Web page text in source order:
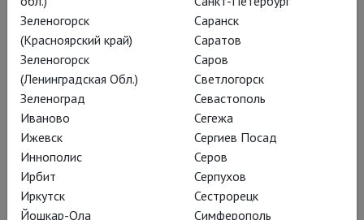
Регулярно выступает на лучших мировых сценах: в
Метрополитен-опере, театре Ла Скала, Королевской опере
Ковент-Гарден, Парижской опере, Берлинской
государственной опере, Баварской государственной опере,
Цюрихской опере, Королевском театре Мадрида, на
фестивалях в Зальцбурге, Экс-ан-Провансе и Монпелье, и
др.
Постановки
Зеленогорск
(Красноярский край)
Зеленогорск
(Ленинградская Обл.)
Зеленоград
Иваново
Ижевск
Иннополис
Ирбит
Иркутск
Йошкар-Ола
Саранск
Саратов
Саров
Светлогорск
Севастополь
Сегежа
Сергиев Посад
Серов
Серпухов
Сестрорецк
Симферополь